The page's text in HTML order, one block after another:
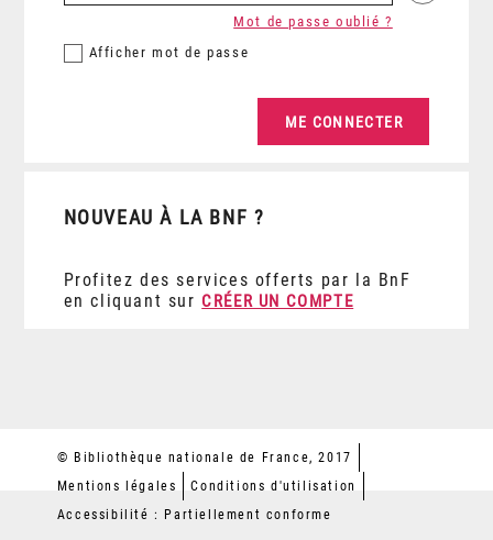
Afficher mot de passe
Mot de passe oublié ?
NOUVEAU À LA BNF ?
Profitez des services offerts par la BnF
en cliquant sur CRÉER UN COMPTE
© Bibliothèque nationale de France, 2017
Mentions légales
Conditions d'utilisation
Accessibilité : Partiellement conforme